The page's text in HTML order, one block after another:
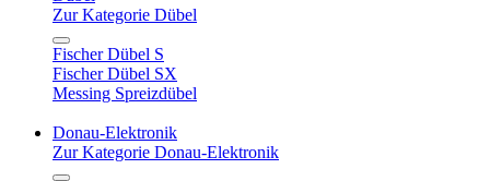
Zur Kategorie Dübel
Fischer Dübel S
Fischer Dübel SX
Messing Spreizdübel
Donau-Elektronik
Zur Kategorie Donau-Elektronik